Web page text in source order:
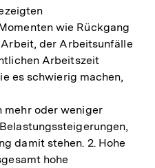
der
Fußnotewie Rückgang
der Arbeitsunfälle
Arbeitszeit
es schwierig machen,
mehr oder weniger
damit stehen. 2. Hohe
hohe